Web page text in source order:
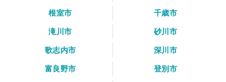
根室市
千歳市
滝川市
砂川市
歌志内市
深川市
富良野市
登別市